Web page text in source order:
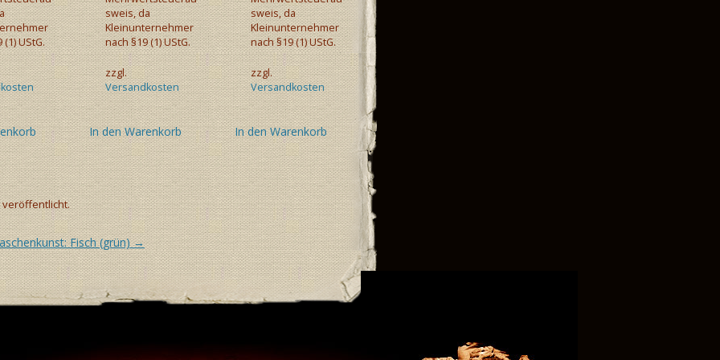
(1) UStG.
sweis, da
Kleinunternehmer
nach §19 (1) UStG.
zzgl.
Versandkosten
In den Warenkorb
sweis, da
Kleinunternehmer
nach §19 (1) UStG.
zzgl.
Versandkosten
In den Warenkorb
veröffentlicht.
Fisch (grün)→